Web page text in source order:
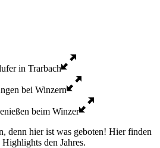
denn hier ist was geboten! Hier finden
den Jahres.